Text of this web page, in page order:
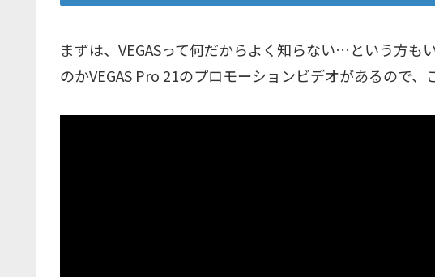
まずは、VEGASって何だからよく知らない…という方も
のかVEGAS Pro 21のプロモーションビデオがあるので、